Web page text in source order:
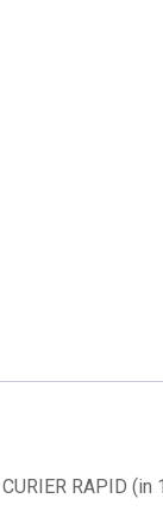
RAPID (in